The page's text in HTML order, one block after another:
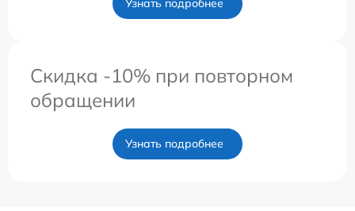
Узнать подробнее
Скидка -10% при повторном
обращении
Узнать подробнее